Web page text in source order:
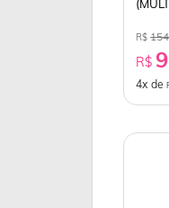
R$
R$
4x de